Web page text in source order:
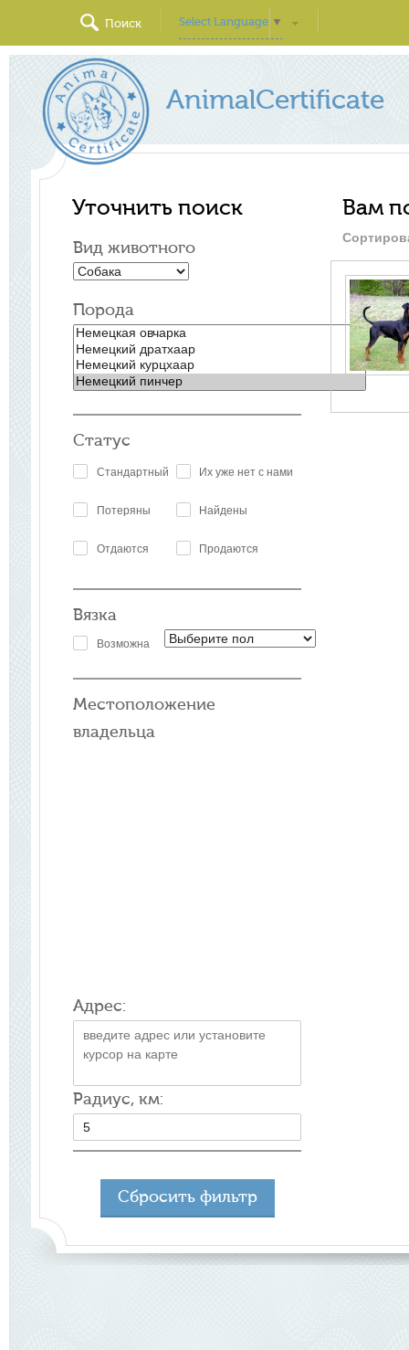
Поиск Select Language ▼
AnimalCertificate
Уточнить поиск
Вид животного
Порода
Статус
Стандартный
Потеряны
Отдаются
Их уже нет с нами
Найдены
Продаются
Вязка
Возможна
Местоположение
владельца
Адрес:
Радиус, км:
Сбросить фильтр
Вам